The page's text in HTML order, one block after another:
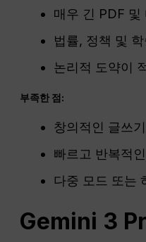
매우 긴 PDF 및
법률, 정책 및
논리적 도약이
부족한 점:
창의적인 글쓰기
빠르고 반복적
다중 모드 또는
Gemini 3